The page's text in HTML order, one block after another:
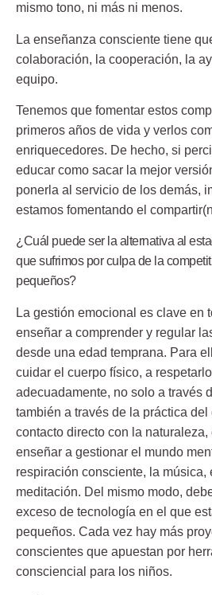
mismo tono, ni más ni menos.
La enseñanza consciente tiene
colaboración, la cooperación, la
equipo.
Tenemos que fomentar estos
primeros años de vida y verlos
enriquecedores. De hecho, si
educar como sacar la mejor
ponerla al servicio de los demás,
estamos fomentando el
¿Cuál puede ser la alternativa al
que sufrimos por culpa de la
pequeños?
La gestión emocional es clave en
enseñar a comprender y regular
desde una edad temprana. Para
cuidar el cuerpo físico, a
adecuadamente, no solo a través
también a través de la práctica del
contacto directo con la naturaleza,
enseñar a gestionar el mundo
respiración consciente, la música,
meditación. Del mismo modo,
exceso de tecnología en el que
pequeños. Cada vez hay más
conscientes que apuestan por
consciencial para los niños.